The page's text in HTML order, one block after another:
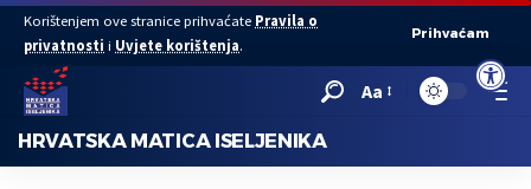
Open
Korištenjem ove stranice prihvaćate Pravila o
privatnosti i Uvjete korištenja.
Prihvaćam
Aa
HRVATSKA MATICA ISELJENIKA